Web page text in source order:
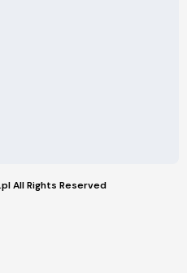
All Rights Reserved